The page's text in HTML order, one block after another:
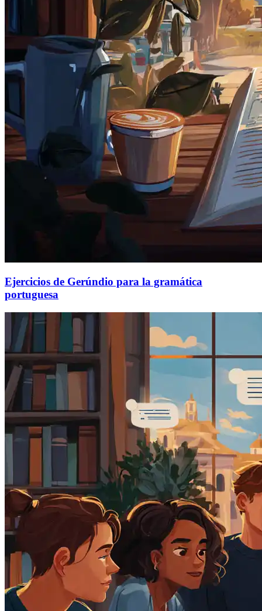
Ejercicios de Gerúndio para la gramática
portuguesa